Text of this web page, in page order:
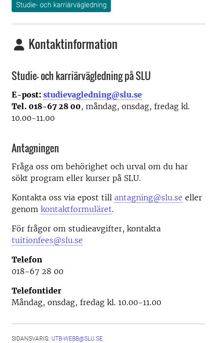
Studie- och karriärvägledning
Kontaktinformation
Studie- och karriärvägledning på SLU
E-post: studievagledning@slu.se
Tel. 018-67 28 00, måndag, onsdag, fredag kl.
10.00-11.00
Antagningen
Fråga oss om behörighet och urval om du har
sökt program eller kurser på SLU.
Kontakta oss via epost till antagning@slu.se eller
genom kontaktformuläret.
För frågor om studieavgifter, kontakta
tuitionfees@slu.se
Telefon
018-67 28 00
Telefontider
Måndag, onsdag, fredag kl. 10.00-11.00
SIDANSVARIG: UTB-WEBB@SLU.SE